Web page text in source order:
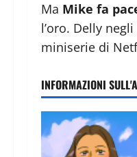
Ma Mike fa
l’oro. Delly
miniserie di
INFORMAZIONI